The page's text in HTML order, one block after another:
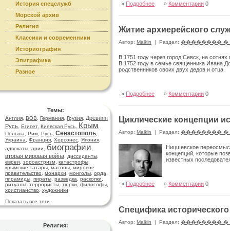
История спецслужб
Морской архив
Религия
Классики и современники
Историография
Эпиграфика
Разное
Темы:
Англия ВОВ Германия Грузия
Древняя
Русь Египет, Киевская Русь Крым
Польша
Рим Русь Севастополь
Украина
Франция Херсонес Япония
адвокаты арии биографии
вторая мировая война диссиденты
евреи
зороастризм катастрофы
крымские татары масоны мировое
правительство
монархи монголы орда
пирамиды пираты разведка раскопки
ритуалы террористы тюрки философы
христианство
художники
Показать все теги
Религия:
» Подробнее » Комментарии 0
Житие архиерейского
Автор: Malkin | Раздел: ��������
В 1751 году через город Севск, на
В 1752 году в семье священника Ивана
родственни­ков своих двух дедов и отца.
» Подробнее » Комментарии 0
Циклические концепции
Автор: Malkin | Раздел: ��������
Ницшевское
концепций, которые
известных
» Подробнее » Комментарии 0
Специфика исторического
Автор: Malkin | Раздел: ��������